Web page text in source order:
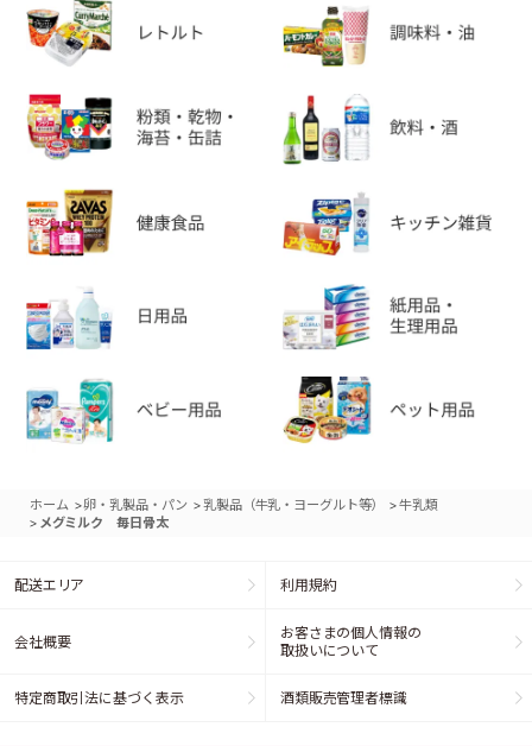
ホーム >卵・乳製品・パン >乳製品（牛乳・ヨーグルト等） >牛乳類
> メグミルク 毎日骨太
配送エリア 利用規約
会社概要
お客さまの個人情報の
取扱いについて
特定商取引法に基づく表示 酒類販売管理者標識